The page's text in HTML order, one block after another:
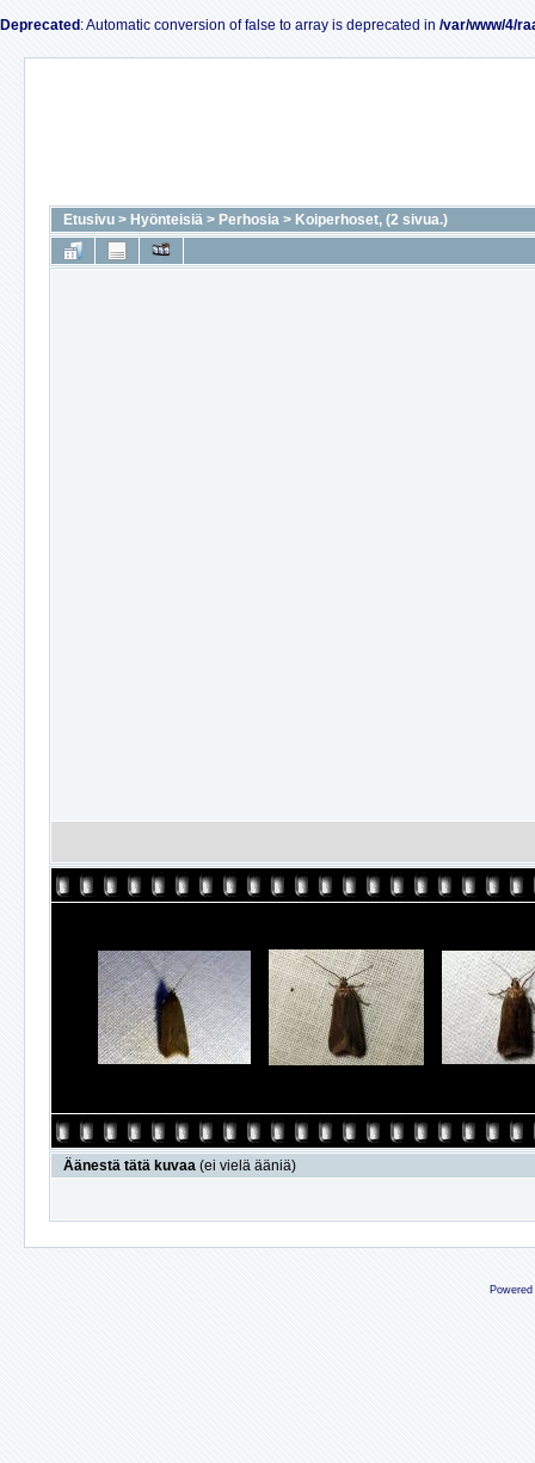
Deprecated : Automatic conversion of false to array is deprecated in /var/www/4/
Etusivu > Hyönteisiä > Perhosia > Koiperhoset, (2 sivua.)
Äänestä tätä kuvaa (ei vielä ääniä)